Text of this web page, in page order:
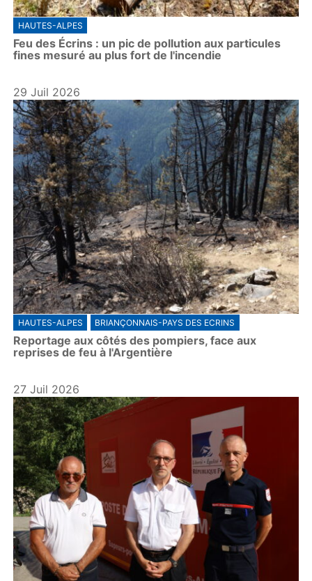
HAUTES-ALPES
Feu des Écrins : un pic de pollution aux particules
fines mesuré au plus fort de l'incendie
29 Juil 2026
HAUTES-ALPES BRIANÇONNAIS-PAYS DES ECRINS
Reportage aux côtés des pompiers, face aux
reprises de feu à l'Argentière
27 Juil 2026